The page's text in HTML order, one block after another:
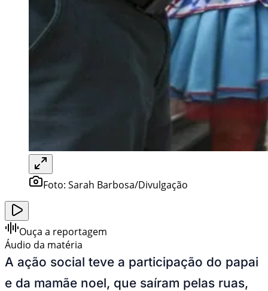
Foto: Sarah Barbosa/Divulgação
Ouça a reportagem
Áudio da matéria
A ação social teve a participação do papai
e da mamãe noel, que saíram pelas ruas,